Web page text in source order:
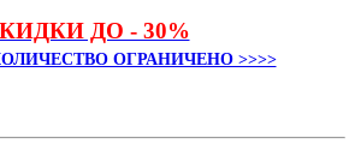
ДО - 30%
ОГРАНИЧЕНО >>>>